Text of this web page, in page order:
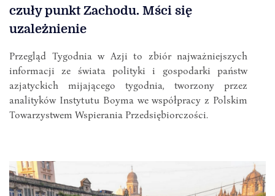
czuły punkt Zachodu. Mści się
uzależnienie
Przegląd Tygodnia w Azji to zbiór najważniejszych
informacji ze świata polityki i gospodarki państw
azjatyckich mijającego tygodnia, tworzony przez
analityków Instytutu Boyma we współpracy z Polskim
Towarzystwem Wspierania Przedsiębiorczości.